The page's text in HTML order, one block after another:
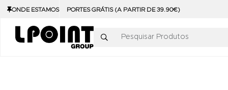
ONDE ESTAMOS PORTES GRÁTIS (A PARTIR DE 39.90€)
Pesquisar Produtos